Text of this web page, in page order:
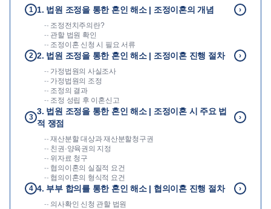
법률서식
뉴스레터/브로슈어
1 1. 법원 조정을 통한 혼인 해소 | 조정이혼의 개념
›
-· 조정전치주의란?
-· 관할 법원 확인
-· 조정이혼 신청 시 필요 서류
2 2. 법원 조정을 통한 혼인 해소 | 조정이혼 진행 절차
›
-· 가정법원의 사실조사
-· 가정법원의 조정
-· 조정의 결과
-· 조정 성립 후 이혼신고
3
3. 법원 조정을 통한 혼인 해소 | 조정이혼 시 주요 법
적 쟁점
›
-· 재산분할 대상과 재산분할청구권
-· 친권·양육권의 지정
-· 위자료 청구
-· 협의이혼의 실질적 요건
-· 협의이혼의 형식적 요건
4 4. 부부 합의를 통한 혼인 해소 | 협의이혼 진행 절차
›
-· 의사확인 신청 관할 법원